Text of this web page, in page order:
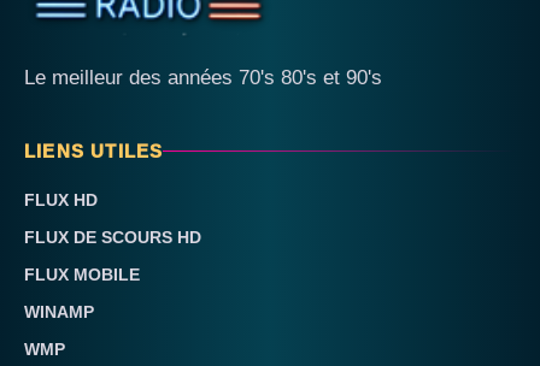
Le meilleur des années 70's 80's et 90's
LIENS UTILES
FLUX HD
FLUX DE SCOURS HD
FLUX MOBILE
WINAMP
WMP